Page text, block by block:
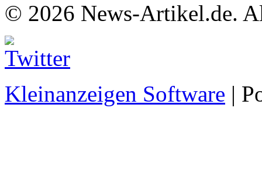
© 2026 News-Artikel.de.
Kleinanzeigen Software |